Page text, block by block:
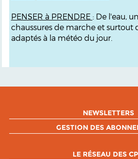
PENSER à PRENDRE : De l'eau,
chaussures de marche et surtout
adaptés à la météo du jour.
NEWSLETTERS
GESTION DES
LE RÉSEAU DES